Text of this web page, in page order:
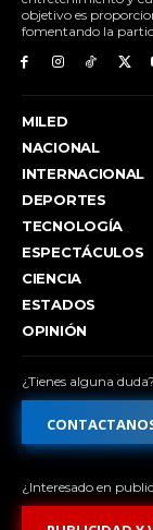
objetivo es
fomentando la
MILED
NACIONAL
INTERNACIONAL
DEPORTES
TECNOLOGÍA
ESPECTÁCULOS
CIENCIA
ESTADOS
OPINIÓN
¿Tienes alguna
¿Interesado en